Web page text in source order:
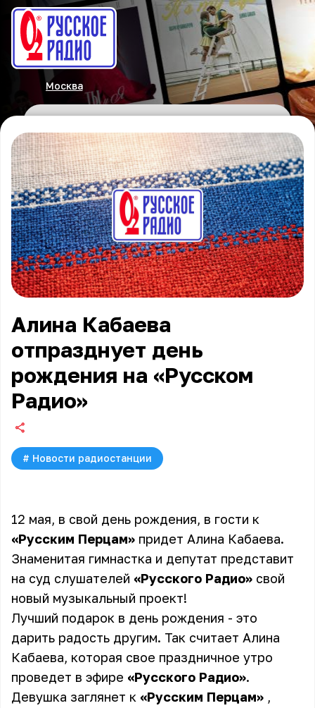
Москва
Алина Кабаева
отпразднует день
рождения на «Русском
Радио»
# Новости радиостанции
12 мая, в свой день рождения, в гости к
«Русским Перцам» придет Алина Кабаева.
Знаменитая гимнастка и депутат представит
на суд слушателей «Русского Радио» свой
новый музыкальный проект!
Лучший подарок в день рождения - это
дарить радость другим. Так считает Алина
Кабаева, которая свое праздничное утро
проведет в эфире «Русского Радио».
Девушка заглянет к «Русским Перцам» ,